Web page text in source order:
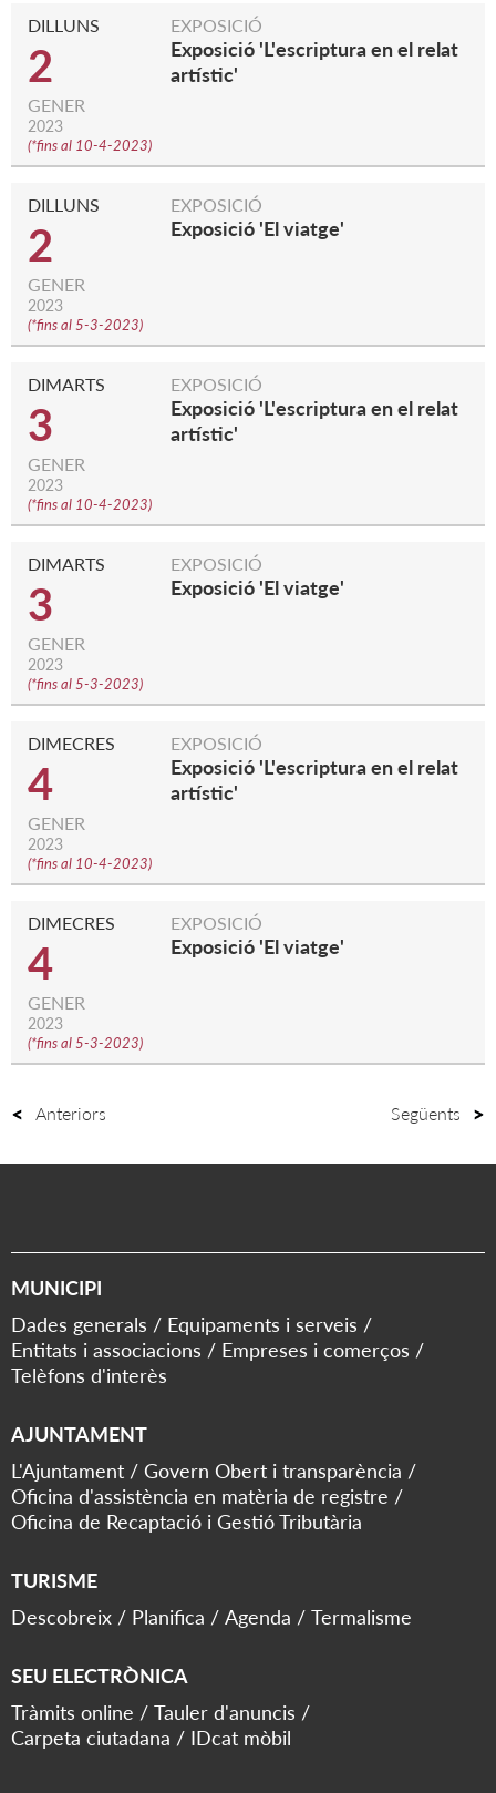
DILLUNS
2
GENER
2023
(*fins al 10-4-2023)
EXPOSICIÓ
Exposició 'L'escriptura en el relat
artístic'
DILLUNS
2
GENER
2023
(*fins al 5-3-2023)
EXPOSICIÓ
Exposició 'El viatge'
DIMARTS
3
GENER
2023
(*fins al 10-4-2023)
EXPOSICIÓ
Exposició 'L'escriptura en el relat
artístic'
DIMARTS
3
GENER
2023
(*fins al 5-3-2023)
EXPOSICIÓ
Exposició 'El viatge'
DIMECRES
4
GENER
2023
(*fins al 10-4-2023)
EXPOSICIÓ
Exposició 'L'escriptura en el relat
artístic'
DIMECRES
4
GENER
2023
(*fins al 5-3-2023)
EXPOSICIÓ
Exposició 'El viatge'
Anteriors Següents
MUNICIPI
Dades generals
Equipaments i serveis
Entitats i associacions
Empreses i comerços
Telèfons d'interès
AJUNTAMENT
L'Ajuntament
Govern Obert i transparència
Oficina d'assistència en matèria de registre
Oficina de Recaptació i Gestió Tributària
TURISME
Descobreix
Planifica Agenda Termalisme
SEU ELECTRÒNICA
Tràmits online
Tauler d'anuncis
Carpeta ciutadana
IDcat mòbil